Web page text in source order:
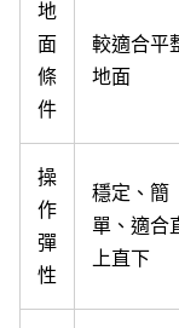
地
面
條
件
較適合平
地面
操
作
彈
性
穩定、簡
單、適合
上直下